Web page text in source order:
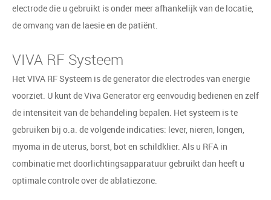
electrode die u gebruikt is onder meer afhankelijk van de locatie,
de omvang van de laesie en de patiënt.
VIVA RF Systeem
Het VIVA RF Systeem is de generator die electrodes van energie
voorziet. U kunt de Viva Generator erg eenvoudig bedienen en zelf
de intensiteit van de behandeling bepalen. Het systeem is te
gebruiken bij o.a. de volgende indicaties: lever, nieren, longen,
myoma in de uterus, borst, bot en schildklier. Als u RFA in
combinatie met doorlichtingsapparatuur gebruikt dan heeft u
optimale controle over de ablatiezone.